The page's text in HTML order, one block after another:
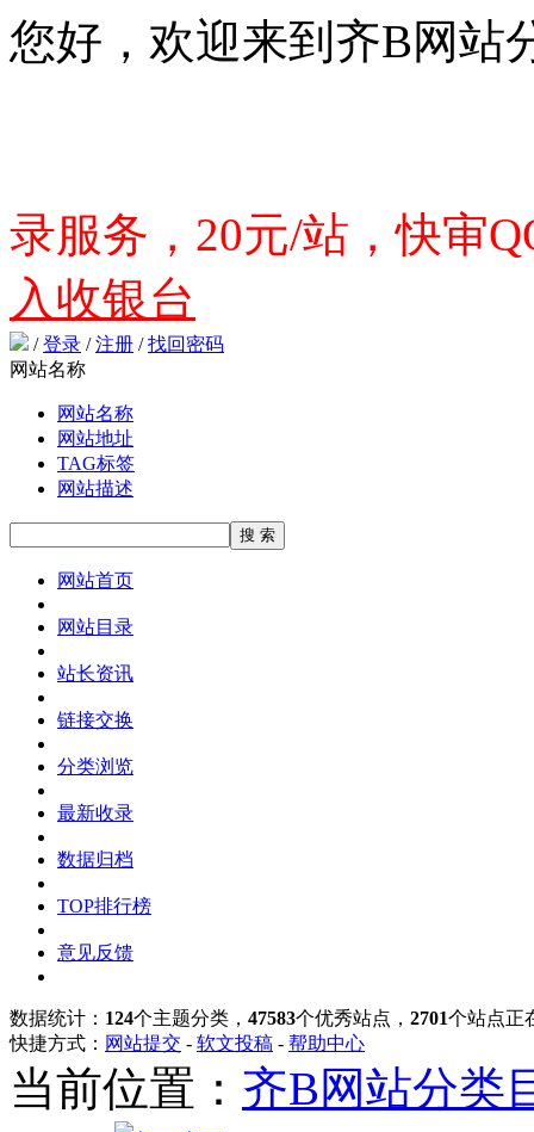
您好，欢迎来到齐B网站
录服务，20元/站，快审
入收银台
/登录 /注册 /找回密码
网站名称
网站名称
网站地址
TAG标签
网站描述
网站首页
网站目录
站长资讯
链接交换
分类浏览
最新收录
数据归档
TOP排行榜
意见反馈
数据统计： 124个主题分类， 47583个优秀站点， 2701个站点正
快捷方式： 网站提交 - 软文投稿 - 帮助中心
当前位置： 齐B网站分类